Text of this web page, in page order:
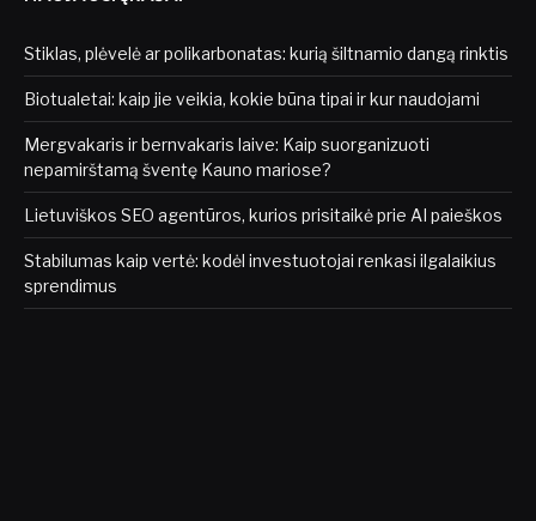
Stiklas, plėvelė ar polikarbonatas: kurią šiltnamio dangą rinktis
Biotualetai: kaip jie veikia, kokie būna tipai ir kur naudojami
Mergvakaris ir bernvakaris laive: Kaip suorganizuoti
nepamirštamą šventę Kauno mariose?
Lietuviškos SEO agentūros, kurios prisitaikė prie AI paieškos
Stabilumas kaip vertė: kodėl investuotojai renkasi ilgalaikius
sprendimus